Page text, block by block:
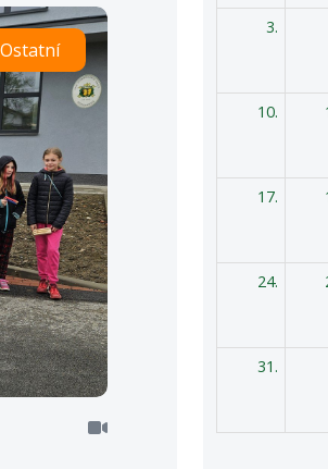
Ostatní
3.
10.
17.
24.
31.